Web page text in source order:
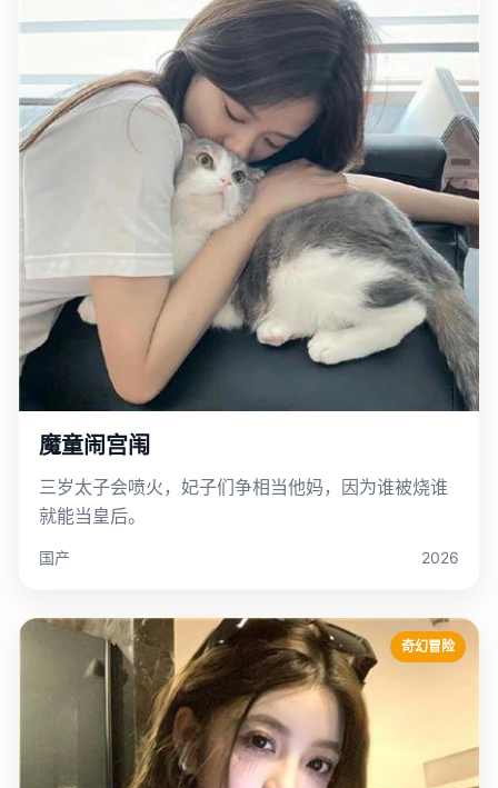
魔童闹宫闱
三岁太子会喷火，妃子们争相当他妈，因为谁被烧谁
就能当皇后。
国产 2026
奇幻冒险